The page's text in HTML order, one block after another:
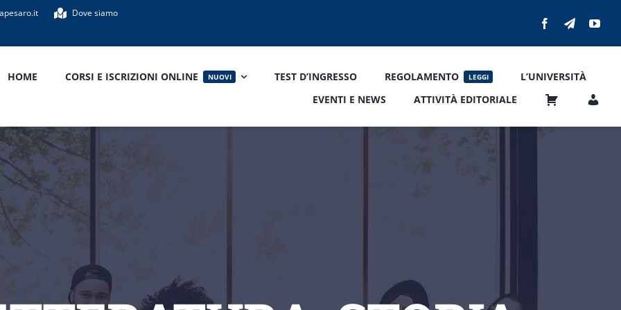
Dove siamo
HOME CORSI E ISCRIZIONI ONLINE NUOVI TEST D’INGRESSO REGOLAMENTO LEGGI
L’UNIVERSITÀ
EVENTI E NEWS
ATTIVITÀ EDITORIALE